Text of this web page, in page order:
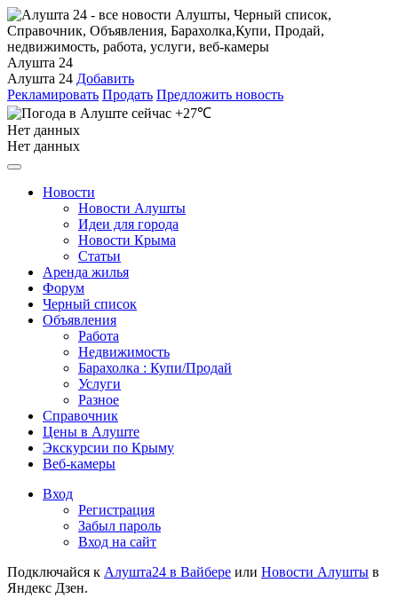
Алушта 24
Алушта 24 Добавить
Рекламировать Продать Предложить новость
+27℃
Нет данных
Нет данных
Новости
Новости Алушты
Идеи для города
Новости Крыма
Статьи
Аренда жилья
Форум
Черный список
Объявления
Работа
Недвижимость
Барахолка : Купи/Продай
Услуги
Разное
Справочник
Цены в Алуште
Экскурсии по Крыму
Веб-камеры
Вход
Регистрация
Забыл пароль
Вход на сайт
Подключайся к Алушта24 в Вайбере или Новости Алушты в
Яндекс Дзен.